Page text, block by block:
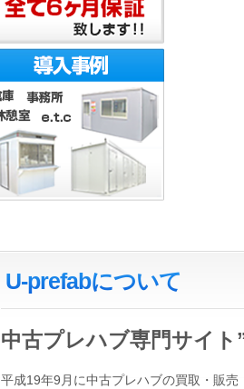
U-prefabについて
中古プレハブ専門サイ
平成19年9月に中古プレハブの買取・販売